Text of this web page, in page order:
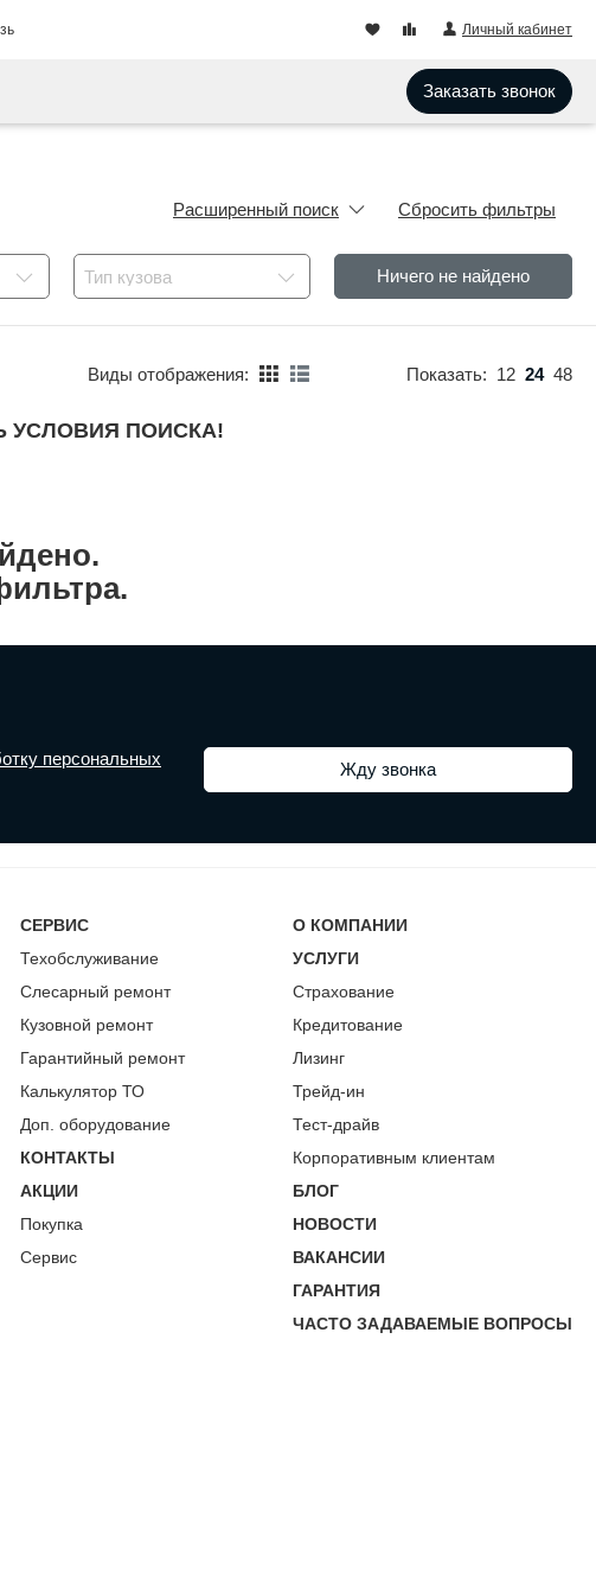
Личный кабинет
Заказать звонок
Расширенный поиск Сбросить фильтры
Тип кузова Ничего не найдено
Виды отображения: Показать: 12 24 48
УСЛОВИЯ ПОИСКА!
персональных
СЕРВИС
Техобслуживание
Слесарный ремонт
Кузовной ремонт
Гарантийный ремонт
Калькулятор ТО
Доп. оборудование
КОНТАКТЫ
АКЦИИ
Покупка
Сервис
О КОМПАНИИ
УСЛУГИ
Страхование
Кредитование
Лизинг
Трейд-ин
Тест-драйв
Корпоративным клиентам
БЛОГ
НОВОСТИ
ВАКАНСИИ
ГАРАНТИЯ
ЧАСТО ЗАДАВАЕМЫЕ ВОПРОСЫ